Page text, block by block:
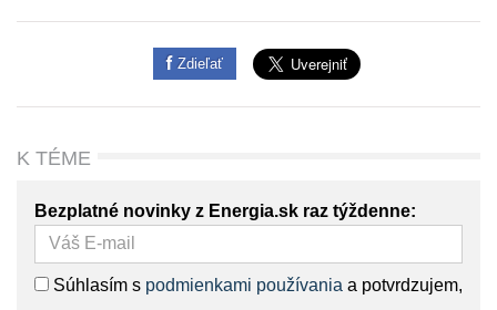
Zdieľať
K TÉME
Bezplatné novinky z Energia.sk raz týždenne:
Súhlasím s podmienkami používania a potvrdzujem,